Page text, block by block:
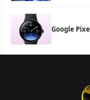
Google